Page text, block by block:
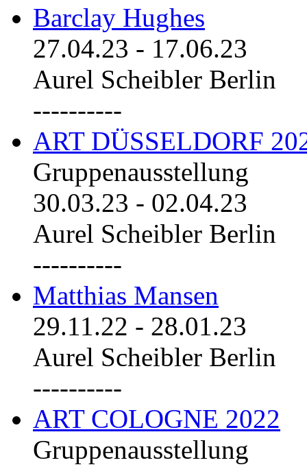
Barclay Hughes
27.04.23 - 17.06.23
Aurel Scheibler Berlin
----------
ART DÜSSELDORF
Gruppenausstellung
30.03.23 - 02.04.23
Aurel Scheibler Berlin
----------
Matthias Mansen
29.11.22 - 28.01.23
Aurel Scheibler Berlin
----------
ART COLOGNE 2022
Gruppenausstellung